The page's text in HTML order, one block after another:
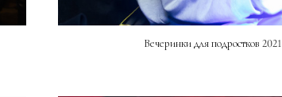
Вечеринки для подростков 2021